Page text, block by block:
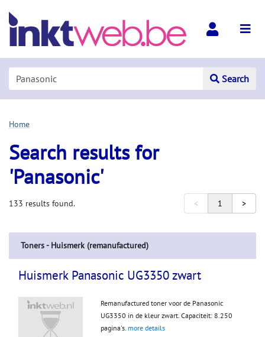
Search
Home
Search results for
'Panasonic'
133 results found. < 1 >
Toners - Huismerk (remanufactured)
Huismerk Panasonic UG3350 zwart
Remanufactured toner voor de Panasonic
UG3350 in de kleur zwart. Capaciteit: 8.250
pagina's. more details